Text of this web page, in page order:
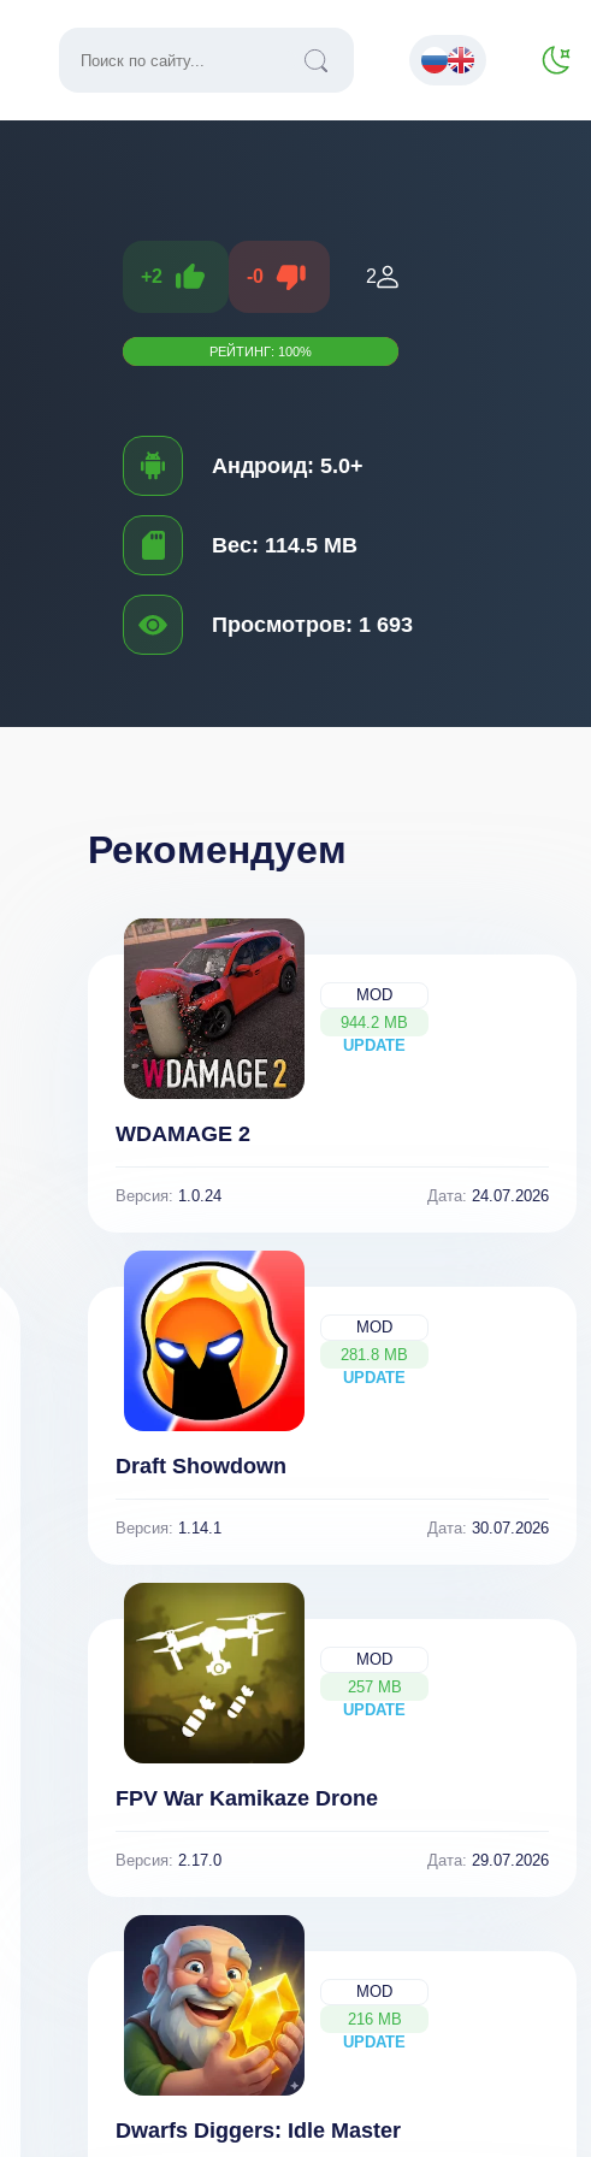
+2 -0 2
РЕЙТИНГ: 100%
Андроид: 5.0+
Вес: 114.5 MB
Просмотров: 1 693
Рекомендуем
MOD
944.2 MB
UPDATE
NEW
WDAMAGE 2
Версия: 1.0.24 Дата: 24.07.2026
MOD
281.8 MB
UPDATE
NEW
Draft Showdown
Версия: 1.14.1 Дата: 30.07.2026
MOD
257 MB
UPDATE
NEW
FPV War Kamikaze Drone
Версия: 2.17.0 Дата: 29.07.2026
MOD
216 MB
UPDATE
NEW
Dwarfs Diggers: Idle Master